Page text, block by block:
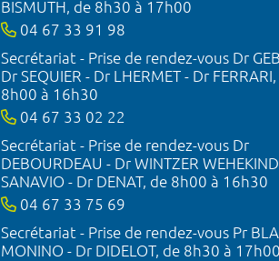
BISMUTH, de 8h30 à 17h00
04 67 33 91 98
Secrétariat - Prise de rendez-vous Dr
Dr SEQUIER - Dr LHERMET - Dr
8h00 à 16h30
04 67 33 02 22
Secrétariat - Prise de rendez-vous Dr
DEBOURDEAU - Dr WINTZER
SANAVIO - Dr DENAT, de 8h00 à 16h30
04 67 33 75 69
Secrétariat - Prise de rendez-vous Pr
MONINO - Dr DIDELOT, de 8h30 à 17h00